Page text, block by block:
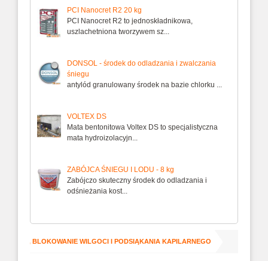
PCI Nanocret R2 20 kg
PCI Nanocret R2 to jednoskładnikowa,
uszlachetniona tworzywem sz...
DONSOL - środek do odladzania i zwalczania
śniegu
antylód granulowany środek na bazie chlorku ...
VOLTEX DS
Mata bentonitowa Voltex DS to specjalistyczna
mata hydroizolacyjn...
ZABÓJCA ŚNIEGU I LODU - 8 kg
Zabójczo skuteczny środek do odladzania i
odśnieżania kost...
BLOKOWANIE WILGOCI I PODSIĄKANIA KAPILARNEGO